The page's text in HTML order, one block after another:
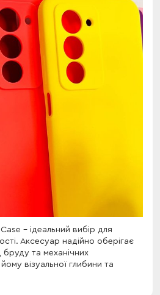
- ідеальний вибір для
Аксесуар надійно оберігає
та механічних
візуальної глибини та